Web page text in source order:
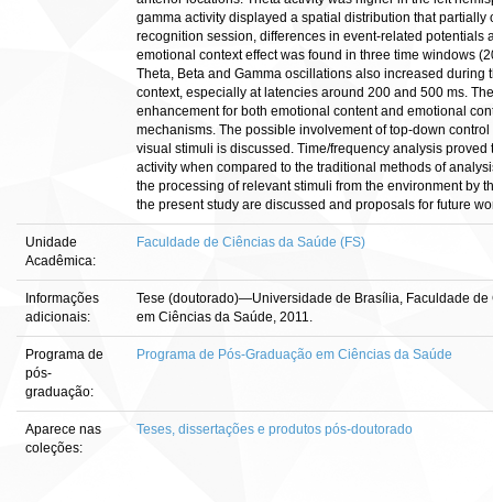
gamma activity displayed a spatial distribution that
recognition session, differences in event-related
emotional context effect was found in three time windows
Theta, Beta and Gamma oscillations also increased
context, especially at latencies around 200 and 500 ms.
enhancement for both emotional content and emotional
mechanisms. The possible involvement of top-down
visual stimuli is discussed. Time/frequency analysis
activity when compared to the traditional methods of
the processing of relevant stimuli from the environment by
the present study are discussed and proposals for future
Unidade
Acadêmica:
Faculdade de Ciências da Saúde (FS)
Informações
adicionais:
Tese (doutorado)—Universidade de Brasília, Faculdade
em Ciências da Saúde, 2011.
Programa de
pós-
graduação:
Programa de Pós-Graduação em Ciências da Saúde
Aparece nas
coleções:
Teses, dissertações e produtos pós-doutorado